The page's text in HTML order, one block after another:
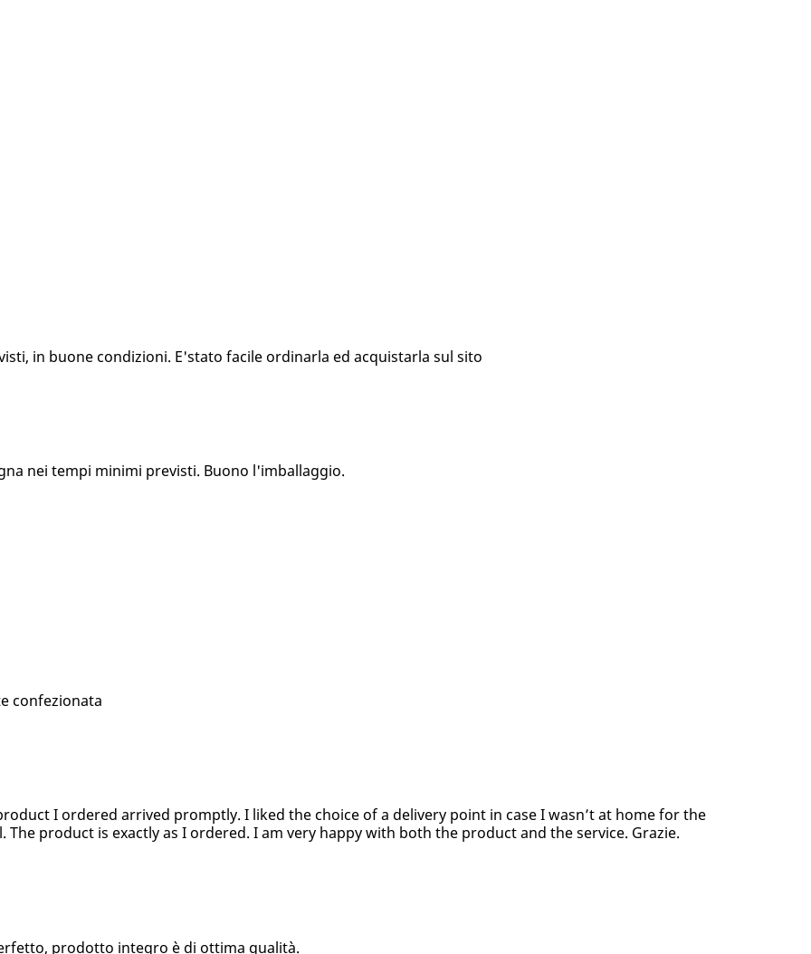
in buone condizioni. E'stato facile ordinarla ed acquistarla sul sito
nei tempi minimi previsti. Buono l'imballaggio.
confezionata
I ordered arrived promptly. I liked the choice of a delivery point in case I wasn’t at home for the
product is exactly as I ordered. I am very happy with both the product and the service. Grazie.
prodotto integro è di ottima qualità.